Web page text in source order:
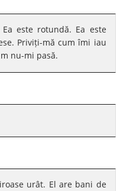
este rotundă. Ea este
Priviți-mă cum îmi iau
nu-mi pasă.
urât. El are bani de